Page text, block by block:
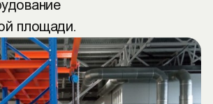
площади.